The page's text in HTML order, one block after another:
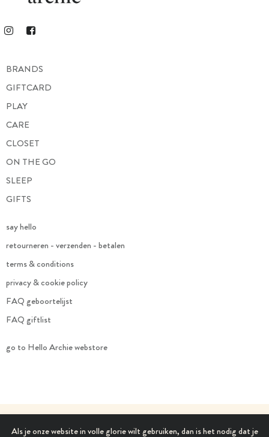
Als je onze website in volle glorie wilt gebruiken, dan is het nodig dat je
BRANDS
GIFTCARD
PLAY
CARE
CLOSET
ON THE GO
SLEEP
GIFTS
say hello
retourneren - verzenden - betalen
terms & conditions
privacy & cookie policy
FAQ geboortelijst
FAQ giftlist
go to Hello Archie webstore
© 2021 Hello Archie. All Rights Reserved.